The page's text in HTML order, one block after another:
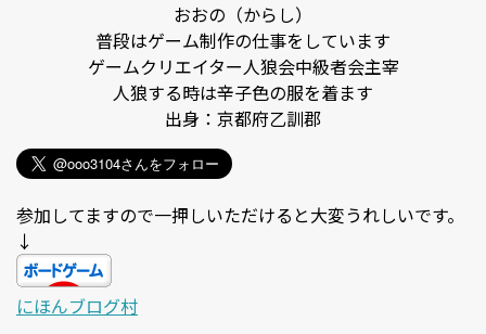
おおの（からし）
普段はゲーム制作の仕事をしています
ゲームクリエイター人狼会中級者会主宰
人狼する時は辛子色の服を着ます
出身：京都府乙訓郡
参加してますので一押しいただけると大変うれしいです。
↓
にほんブログ村